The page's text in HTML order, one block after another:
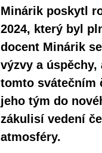
Minárik poskytl
2024, který byl
docent Minárik
výzvy a
tomto svátečním
jeho tým do
zákulisí vedení
atmosféry.